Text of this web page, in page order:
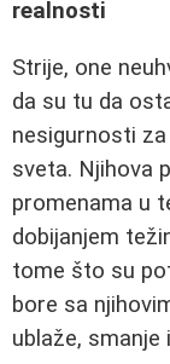
realnosti
Strije, one
da su tu da
nesigurnosti
sveta. Njihova
promenama u
dobijanjem
tome što su
bore sa
ublaže, smanje